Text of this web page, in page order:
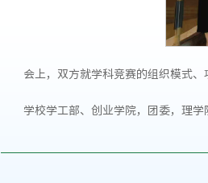
会上，双方就学科竞赛的组织模式
学校学工部、创业学院，团委，理